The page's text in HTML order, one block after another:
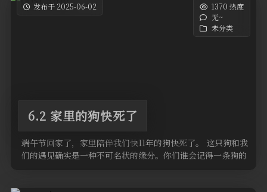
发布于 2025-06-02
1370 热度
无~
未分类
6.2 家里的狗快死了
端午节回家了，家里陪伴我们快11年的狗快死了。 这只狗和我
们的遇见确实是一种不可名状的缘分。你们谁会记得一条狗的